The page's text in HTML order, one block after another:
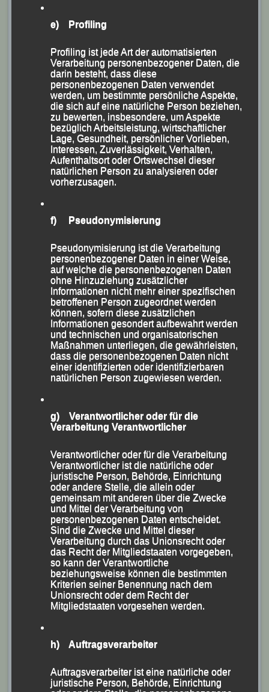
2019“ zählenden „10. Pörndorfer
Sommernachtslaufes“, der am Samstag bei optimalen
äußern Temperaturen von der Laufabteilung der DJK
Pörndorf ausgerichtet wurde und bei dem nahezu 400
Teilnehmer auf Strecken zwischen 300 und 7.350m am
Start waren, einen regelrechten „blau-gelben Stempel“
Im Hauptlauf über 7.350 m, bei dem zwei Runden
durch die Vilsauen zu bestreiten waren, gewann die
(WSV Otterskirchen) und Ingrid Materna (SVG
Ruhstorf) und holte sich gleichzeitig auch den Sieg in
ihrer Altersklasse (AK) W 30.
Mit ihrer Endzeit von 34:07,7 Minuten gab es
Jasmin Niederhoferin der AK W 30 Bronze.
Bei den Männern erkämpfte sichStephan Fruhmann
in 24:25,5 Minuten den Gesamtsieg vor seinem
VereinskollegenMario Bernhardt, für den 24:37,0
Minuten gestoppt wurden und Michael Gerl (TG
Vilshofen). Das erfolgreiche LG-Duo, das damit auch in
ihren jeweiligen Altersklassen die Goldmedaille
sicherte, nützte den Pörndorfer Lauf als aktuelle
Standortbestimmung für den „Generali München
Marathon“, der am 13. Oktober über die Bühne geht.
In der BesetzungSabrina Prager,Jasmin
Niederhofer,Mario BernhardtundStephan
Fruhmannholte sich die LG Passau auch die
Mannschaftswertung und vewies die SVG Ruhstorf und
den WSV Otterskirchen auf die weiteren Plätze.
Als Gesamtvierter mit einer Endzeit von 25:59,5
Minuten warSascha Jägerschnellster 45jähriger vor
Lokalmatador Helmut Knuff (DJK Pörndorf) und Erich
Weinzierl (LVR Geiselhöring). Mit 36:46,9 Minuten
wurde
Manfred Ammerlblieben die Uhren nach 29:22,9
M50 bedeutete.
e) Profiling
Profiling ist jede Art der automatisierten
Verarbeitung personenbezogener Daten, die
darin besteht, dass diese
personenbezogenen Daten verwendet
werden, um bestimmte persönliche Aspekte,
die sich auf eine natürliche Person beziehen,
zu bewerten, insbesondere, um Aspekte
bezüglich Arbeitsleistung, wirtschaftlicher
Lage, Gesundheit, persönlicher Vorlieben,
Interessen, Zuverlässigkeit, Verhalten,
Aufenthaltsort oder Ortswechsel dieser
natürlichen Person zu analysieren oder
vorherzusagen.
f) Pseudonymisierung
Pseudonymisierung ist die Verarbeitung
personenbezogener Daten in einer Weise,
auf welche die personenbezogenen Daten
ohne Hinzuziehung zusätzlicher
Informationen nicht mehr einer spezifischen
betroffenen Person zugeordnet werden
können, sofern diese zusätzlichen
Informationen gesondert aufbewahrt werden
und technischen und organisatorischen
Maßnahmen unterliegen, die gewährleisten,
dass die personenbezogenen Daten nicht
einer identifizierten oder identifizierbaren
natürlichen Person zugewiesen werden.
g) Verantwortlicher oder für die
Verarbeitung Verantwortlicher
Verantwortlicher oder für die Verarbeitung
Verantwortlicher ist die natürliche oder
juristische Person, Behörde, Einrichtung
oder andere Stelle, die allein oder
gemeinsam mit anderen über die Zwecke
und Mittel der Verarbeitung von
personenbezogenen Daten entscheidet.
Sind die Zwecke und Mittel dieser
Verarbeitung durch das Unionsrecht oder
das Recht der Mitgliedstaaten vorgegeben,
so kann der Verantwortliche
beziehungsweise können die bestimmten
Kriterien seiner Benennung nach dem
Unionsrecht oder dem Recht der
Mitgliedstaaten vorgesehen werden.
h) Auftragsverarbeiter
Auftragsverarbeiter ist eine natürliche oder
juristische Person, Behörde, Einrichtung